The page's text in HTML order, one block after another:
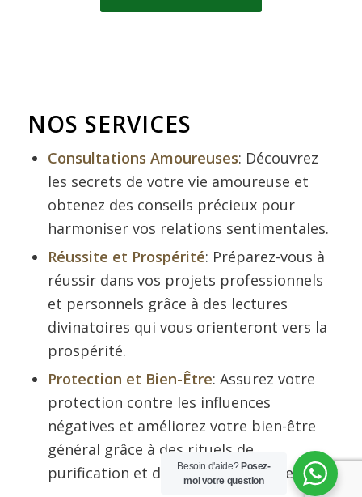
NOS SERVICES
Consultations Amoureuses: Découvrez
les secrets de votre vie amoureuse et
obtenez des conseils précieux pour
harmoniser vos relations sentimentales.
Réussite et Prospérité: Préparez-vous à
réussir dans vos projets professionnels
et personnels grâce à des lectures
divinatoires qui vous orienteront vers la
prospérité.
Protection et Bien-Être: Assurez votre
protection contre les influences
négatives et améliorez votre bien-être
général grâce à des rituels de
purification et de guérison spirituelle.
Besoin d'aide? Posez-
moi votre question